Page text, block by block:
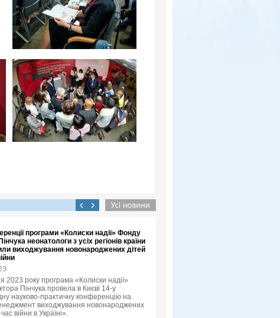
програми «Колиски надії» Фонду
неонатологи з усіх регіонів країни
виходжування новонароджених дітей
2023 року програма «Колиски надії»
Пінчука провела в Києві 14-у
науково-практичну конференцію на
виходжування новонароджених
війни в Україні».